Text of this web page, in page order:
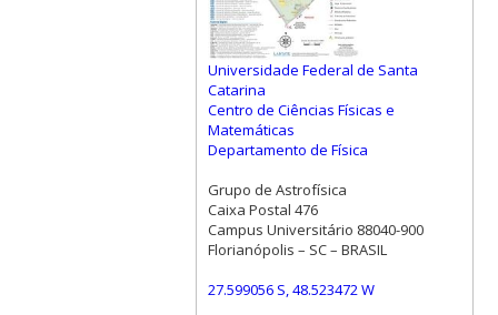
Universidade Federal de Santa
Catarina
Centro de Ciências Físicas e
Matemáticas
Departamento de Física
Grupo de Astrofísica
Caixa Postal 476
Campus Universitário 88040-900
Florianópolis – SC – BRASIL
27.599056 S, 48.523472 W